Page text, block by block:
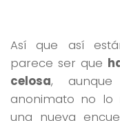
Así que así
parece ser que
celosa,
anonimato no lo
una nueva